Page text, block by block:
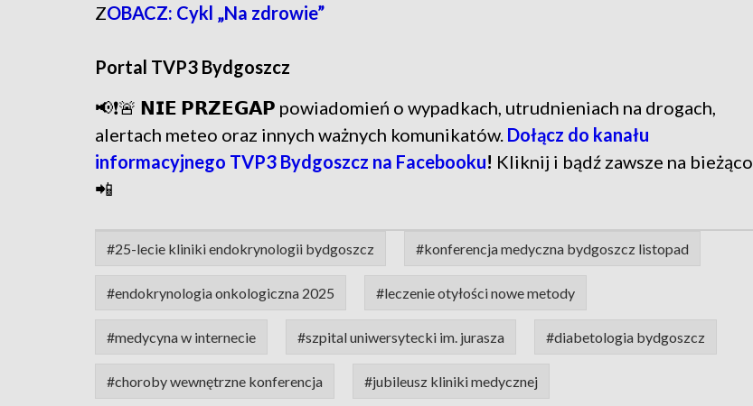
ZOBACZ: Cykl „Na zdrowie”
Portal TVP3 Bydgoszcz
📢❗🚨 𝗡𝗜𝗘 𝗣𝗥𝗭𝗘𝗚𝗔𝗣 powiadomień o wypadkach, utrudnieniach na drogach,
alertach meteo oraz innych ważnych komunikatów. Dołącz do kanału
informacyjnego TVP3 Bydgoszcz na Facebooku! Kliknij i bądź zawsze na bieżąco
📲
#25-lecie kliniki endokrynologii bydgoszcz #konferencja medyczna bydgoszcz listopad
#endokrynologia onkologiczna 2025 #leczenie otyłości nowe metody
#medycyna w internecie #szpital uniwersytecki im. jurasza #diabetologia bydgoszcz
#choroby wewnętrzne konferencja #jubileusz kliniki medycznej